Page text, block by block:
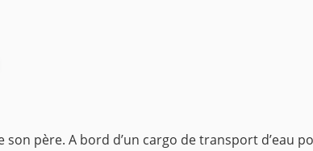
son père. A bord d’un cargo de transport d’eau